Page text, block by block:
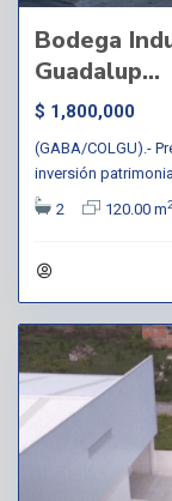
Bodega
Guadalup...
$ 1,800,000
(GABA/COLGU).-
inversión
2
120.00 m2